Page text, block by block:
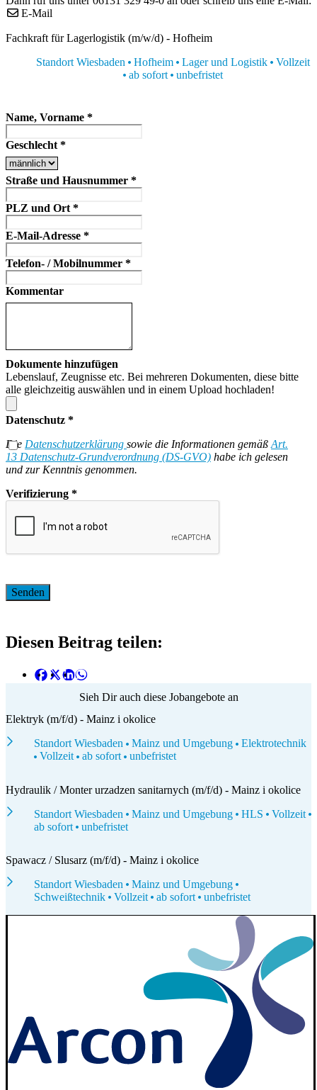
E-Mail
Fachkraft für Lagerlogistik (m/w/d) - Hofheim
Standort Wiesbaden Hofheim Lager und Logistik Vollzeit
ab sofort unbefristet
Name, Vorname *
Geschlecht *
Straße und Hausnummer *
PLZ und Ort *
E-Mail-Adresse *
Telefon- / Mobilnummer *
Kommentar
Dokumente hinzufügen
Lebenslauf, Zeugnisse etc. Bei mehreren Dokumenten, diese bitte
alle gleichzeitig auswählen und in einem Upload hochladen!
Datenschutz *
Die Datenschutzerklärung sowie die Informationen gemäß Art.
13 Datenschutz-Grundverordnung (DS-GVO) habe ich gelesen
und zur Kenntnis genommen.
Verifizierung *
Diesen Beitrag teilen:
Sieh Dir auch diese Jobangebote an
Elektryk (m/f/d) - Mainz i okolice
Standort Wiesbaden
Mainz und Umgebung
Elektrotechnik
Vollzeit
ab sofort unbefristet
Hydraulik / Monter urzadzen sanitarnych (m/f/d) - Mainz i okolice
Standort Wiesbaden
Mainz und Umgebung HLS
Vollzeit
ab sofort
unbefristet
Spawacz / Slusarz (m/f/d) - Mainz i okolice
Standort Wiesbaden
Mainz und Umgebung
Schweißtechnik
Vollzeit ab sofort unbefristet